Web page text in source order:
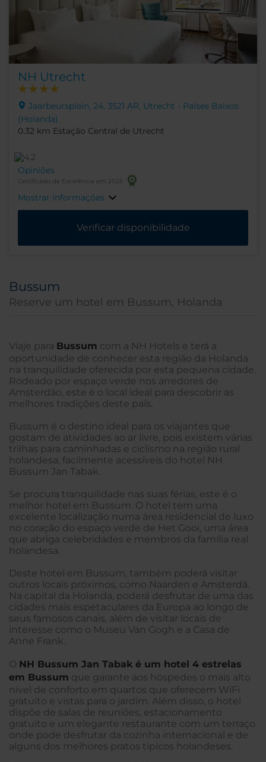
NH Utrecht
Jaarbeursplein, 24, 3521 AR, Utrecht - Países Baixos
(Holanda)
0.32 km Estação Central de Utrecht
Opiniões
Certificado de Excelência em 2025
Mostrar informações
Verificar disponibilidade
Bussum
Reserve um hotel em Bussum, Holanda
Viaje para Bussum com a NH Hotels e terá a
oportunidade de conhecer esta região da Holanda
na tranquilidade oferecida por esta pequena cidade.
Rodeado por espaço verde nos arredores de
Amsterdão, este é o local ideal para descobrir as
melhores tradições deste país.
Bussum é o destino ideal para os viajantes que
gostam de atividades ao ar livre, pois existem várias
trilhas para caminhadas e ciclismo na região rural
holandesa, facilmente acessíveis do hotel NH
Bussum Jan Tabak.
Se procura tranquilidade nas suas férias, este é o
melhor hotel em Bussum. O hotel tem uma
excelente localização numa área residencial de luxo
no coração do espaço verde de Het Gooi, uma área
que abriga celebridades e membros da família real
holandesa.
Deste hotel em Bussum, também poderá visitar
outros locais próximos, como Naarden e Amsterdã.
Na capital da Holanda, poderá desfrutar de uma das
cidades mais espetaculares da Europa ao longo de
seus famosos canais, além de visitar locais de
interesse como o Museu Van Gogh e a Casa de
Anne Frank.
O NH Bussum Jan Tabak é um hotel 4 estrelas
em Bussum que garante aos hóspedes o mais alto
nível de conforto em quartos que oferecem WiFi
gratuito e vistas para o jardim. Além disso, o hotel
dispõe de salas de reuniões, estacionamento
gratuito e um elegante restaurante com um terraço
onde pode desfrutar da cozinha internacional e de
alguns dos melhores pratos típicos holandeses.